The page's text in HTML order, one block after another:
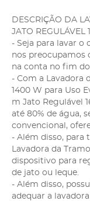
DESCRIÇÃO DA
JATO REGULÁVEL
- Seja para lavar o
nos preocupamos
na conta no fim
- Com a Lavadora
1400 W para Uso
m Jato Regulável
até 80% de água,
convencional,
- Além disso, para
Lavadora da
dispositivo para
de jato ou leque.
- Além disso,
adequar a